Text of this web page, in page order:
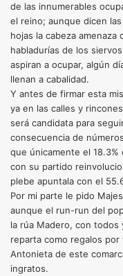
de las innumerables
el reino; aunque dicen
hojas la cabeza
habladurías de los
aspiran a ocupar, algún
llenan a cabalidad.
Y antes de firmar esta
ya en las calles y
será candidata para
consecuencia de
que únicamente el
con su partido
plebe apuntala con el
Por mi parte le pido
aunque el run-run del
la rúa Madero, con
reparta como regalos
Antonieta de este
ingratos.